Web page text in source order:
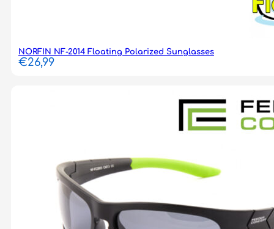
NORFIN NF-2014 Floating Polarized Sunglasses
€26,99